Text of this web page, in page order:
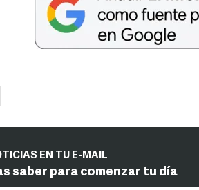
EN TU E-MAIL
saber para comenzar tu día